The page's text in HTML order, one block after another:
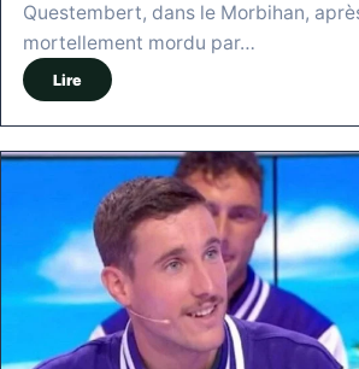
Questembert, dans le Morbihan,
mortellement mordu par…
Lire